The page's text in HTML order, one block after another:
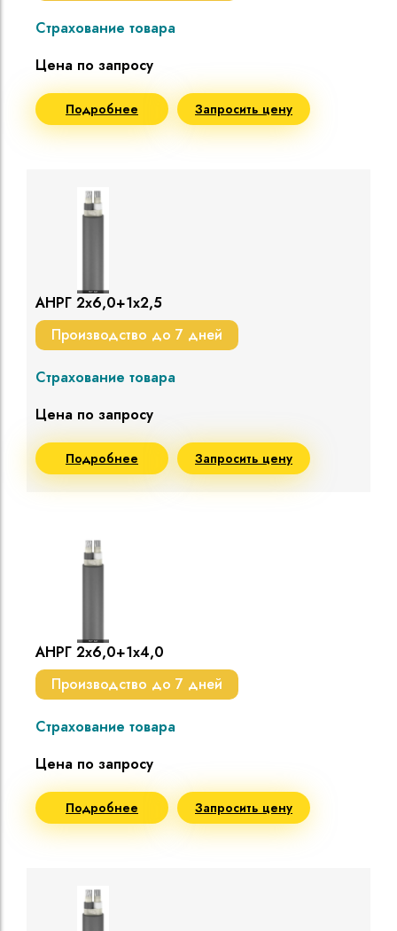
Страхование товара
Цена по запросу
Подробнее Запросить цену
АНРГ 2х6,0+1х2,5
Производство до 7 дней
Страхование товара
Цена по запросу
Подробнее Запросить цену
АНРГ 2х6,0+1х4,0
Производство до 7 дней
Страхование товара
Цена по запросу
Подробнее Запросить цену